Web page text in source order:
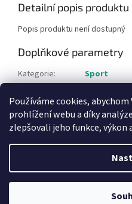
Používáme cookies,
prohlížení webu a díky
zlepšovali jeho funkce,
Detailní popis produktu
Popis produktu není dostupný
Doplňkové parametry
Kategorie:
Sport
Položka byla vyprodána…
Bazar-